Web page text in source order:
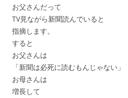
お父さんだって
TV見ながら新聞読んでいると
指摘します。
すると
お父さんは
「新聞は必死に読むもんじゃない」
お母さんは
増長して